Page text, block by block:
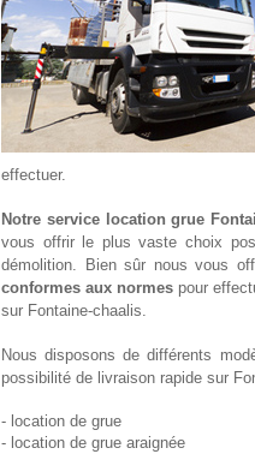
effectuer.
Notre service location grue
vous offrir le plus vaste choix
démolition. Bien sûr nous vous
conformes aux normes pour
sur Fontaine-chaalis.
Nous disposons de différents
possibilité de livraison rapide sur
- location de grue
- location de grue araignée